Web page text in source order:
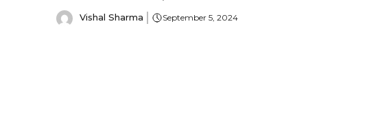
Vishal Sharma September 5, 2024